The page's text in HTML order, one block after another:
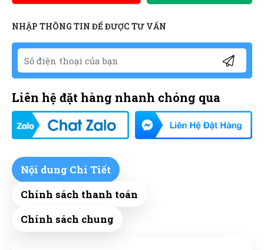
NHẬP THÔNG TIN ĐỂ ĐƯỢC TƯ VẤN
Liên hệ đặt hàng nhanh chóng qua
Nội dung Chi Tiết
Chính sách thanh toán
Chính sách chung